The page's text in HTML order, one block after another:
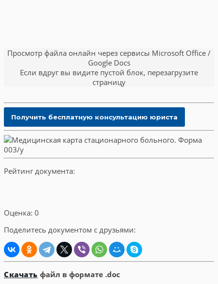
Просмотр файла онлайн через сервисы Microsoft Office /
Google Docs
Если вдруг вы видите пустой блок, перезагрузите
страницу
Рейтинг документа:
Оценка: 0
Поделитесь документом с друзьями:
Скачать файл в формате .doc